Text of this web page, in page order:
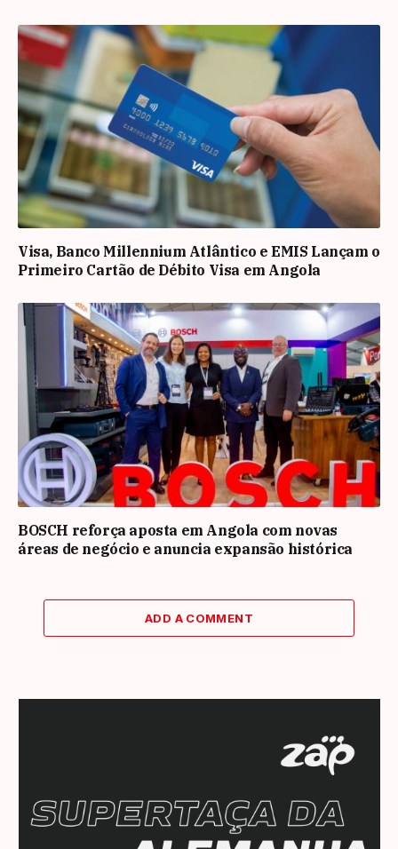
Visa, Banco Millennium Atlântico e EMIS Lançam o
Primeiro Cartão de Débito Visa em Angola
BOSCH reforça aposta em Angola com novas
áreas de negócio e anuncia expansão histórica
ADD A COMMENT